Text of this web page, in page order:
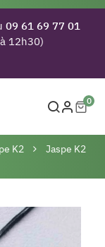
09 61 69 77 01
12h30)
0
K2
Jaspe K2